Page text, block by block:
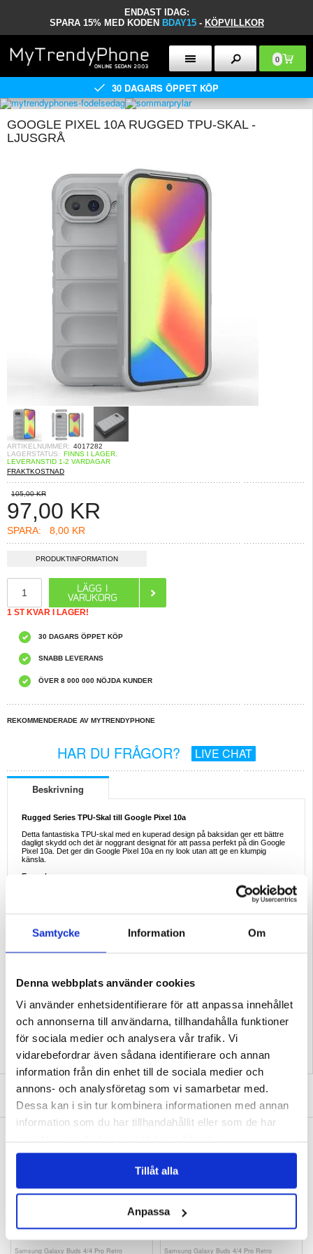
Samtycke Information Om
Denna webbplats använder cookies
Vi använder enhetsidentifierare för att anpassa innehållet
och annonserna till användarna, tillhandahålla funktioner
för sociala medier och analysera vår trafik. Vi
vidarebefordrar även sådana identifierare och annan
information från din enhet till de sociala medier och
annons- och analysföretag som vi samarbetar med.
Dessa kan i sin tur kombinera informationen med annan
information som du har tillhandahållit eller som de har
Tillåt alla
Anpassa
ENDAST IDAG:
SPARA 15% MED KODEN BDAY15 - KÖPVILLKOR
0
30 DAGARS ÖPPET KÖP
GOOGLE PIXEL 10A RUGGED TPU-SKAL -
LJUSGRÅ
ARTIKELNUMMER: 4017282
LAGERSTATUS: FINNS I LAGER.
LEVERANSTID 1-2 VARDAGAR
FRAKTKOSTNAD
105,00 KR
97,00 KR
SPARA: 8,00 KR
PRODUKTINFORMATION
1 ST KVAR I LAGER!
30 DAGARS ÖPPET KÖP
SNABB LEVERANS
ÖVER 8 000 000 NÖJDA KUNDER
REKOMMENDERADE AV MYTRENDYPHONE
HAR DU FRÅGOR? LIVE CHAT
Beskrivning
Rugged Series TPU-Skal till Google Pixel 10a
Detta fantastiska TPU-skal med en kuperad design på baksidan ger ett bättre
dagligt skydd och det är noggrant designat för att passa perfekt på din Google
Pixel 10a. Det ger din Google Pixel 10a en ny look utan att ge en klumpig
känsla.
Egenskaper:
- Material: TPU
Kompatibilitet:Google Pixel 10a
EAN: 5714122636195
Relaterade kategorier:Mobiltillbehör,Google Skal & Tillbehör,Google Pixel 10a
Skal & Tillbehör
SKRIV EN RECENSION
Hozonex 5-spikiga isskor - halkskyddande
Samsung Galaxy Buds 4/4 Pro Retro
Samsung Galaxy Buds 4/4 Pro Retro
Samsung Galaxy Buds 4/4 Pro Retro